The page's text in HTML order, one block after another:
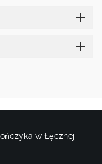
w Łęcznej